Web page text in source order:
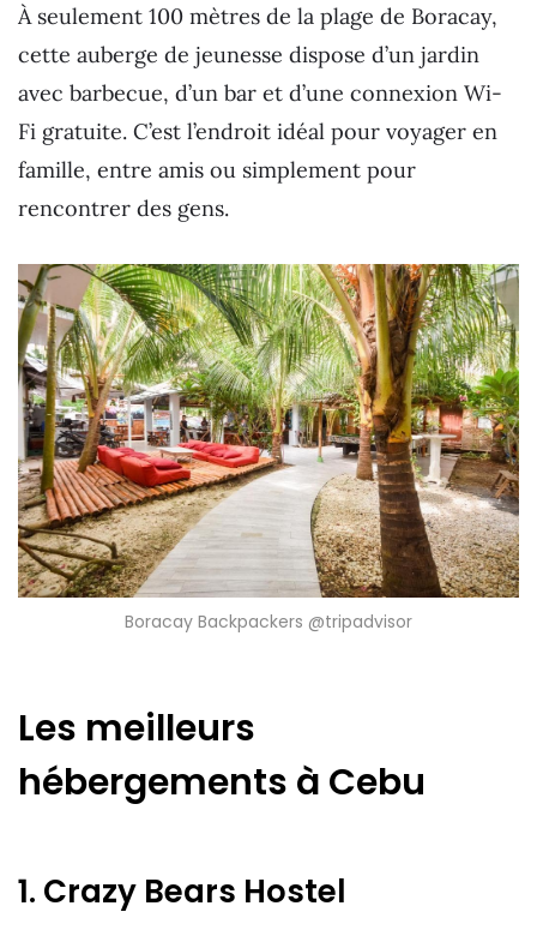
À seulement 100 mètres de la plage de Boracay,
cette auberge de jeunesse dispose d’un jardin
avec barbecue, d’un bar et d’une connexion Wi-
Fi gratuite. C’est l’endroit idéal pour voyager en
famille, entre amis ou simplement pour
rencontrer des gens.
Boracay Backpackers @tripadvisor
Les meilleurs
hébergements à Cebu
1. Crazy Bears Hostel